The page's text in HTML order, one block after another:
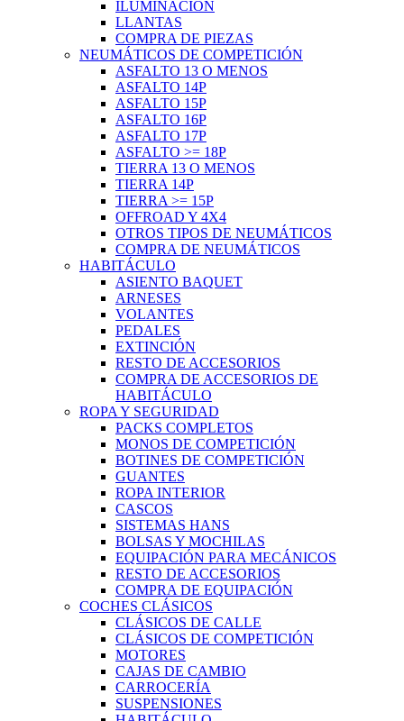
ILUMINACIÓN
LLANTAS
COMPRA DE PIEZAS
NEUMÁTICOS DE COMPETICIÓN
ASFALTO 13 O MENOS
ASFALTO 14P
ASFALTO 15P
ASFALTO 16P
ASFALTO 17P
ASFALTO >= 18P
TIERRA 13 O MENOS
TIERRA 14P
TIERRA >= 15P
OFFROAD Y 4X4
OTROS TIPOS DE NEUMÁTICOS
COMPRA DE NEUMÁTICOS
HABITÁCULO
ASIENTO BAQUET
ARNESES
VOLANTES
PEDALES
EXTINCIÓN
RESTO DE ACCESORIOS
COMPRA DE ACCESORIOS DE
HABITÁCULO
ROPA Y SEGURIDAD
PACKS COMPLETOS
MONOS DE COMPETICIÓN
BOTINES DE COMPETICIÓN
GUANTES
ROPA INTERIOR
CASCOS
SISTEMAS HANS
BOLSAS Y MOCHILAS
EQUIPACIÓN PARA MECÁNICOS
RESTO DE ACCESORIOS
COMPRA DE EQUIPACIÓN
COCHES CLÁSICOS
CLÁSICOS DE CALLE
CLÁSICOS DE COMPETICIÓN
MOTORES
CAJAS DE CAMBIO
CARROCERÍA
SUSPENSIONES